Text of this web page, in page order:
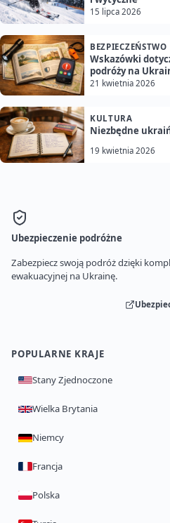
15 lipca 2026
BEZPIECZEŃSTWO
Wskazówki
podróży na
21 kwietnia 2026
KULTURA
Niezbędne
19 kwietnia 2026
Ubezpieczenie podróżne
Zabezpiecz swoją podróż dzięki
ewakuacyjnej na Ukrainę.
POPULARNE KRAJE
Stany Zjednoczone
Wielka Brytania
Niemcy
Francja
Polska